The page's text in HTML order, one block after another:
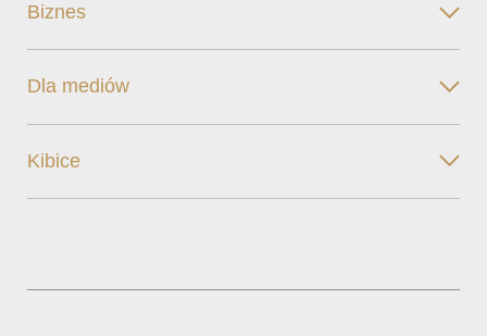
Biznes
Dla mediów
Kibice